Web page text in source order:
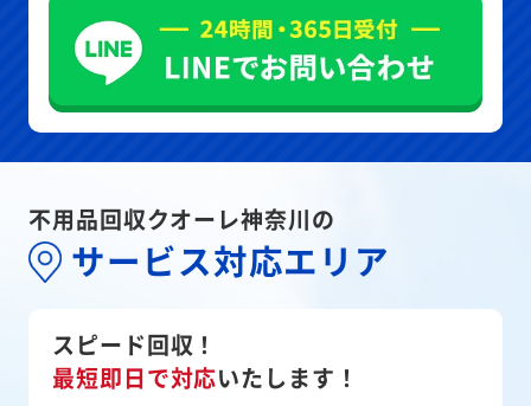
不用品回収クオーレ神奈川の
サービス対応エリア
スピード回収！
最短即日で対応いたします！